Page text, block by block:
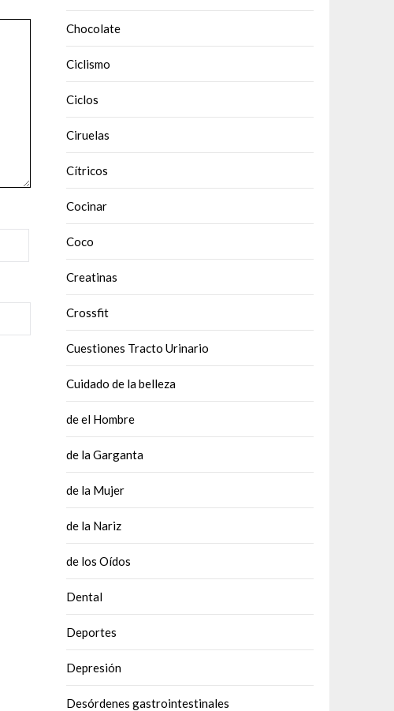
Chocolate
Ciclismo
Ciclos
Ciruelas
Cítricos
Cocinar
Coco
Creatinas
Crossfit
Cuestiones Tracto Urinario
Cuidado de la belleza
de el Hombre
de la Garganta
de la Mujer
de la Nariz
de los Oídos
Dental
Deportes
Depresión
Desórdenes gastrointestinales